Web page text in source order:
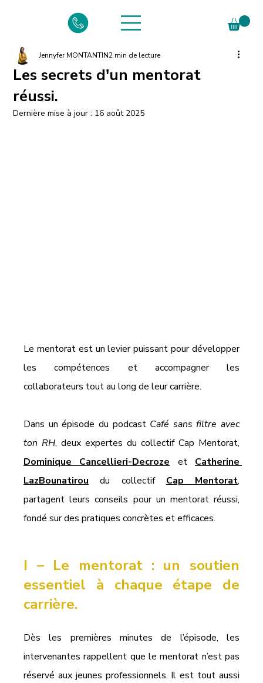
Les secrets d'un mentorat
réussi.
Jennyfer MONTANTIN2 min de lecture
Dernière mise à jour : 16 août 2025
Le mentorat est un levier puissant pour développer
les compétences et accompagner les
collaborateurs tout au long de leur carrière.
Dans un épisode du podcast Café sans filtre avec
ton RH, deux expertes du collectif Cap Mentorat,
Dominique Cancellieri-Decroze et Catherine
LazBounatirou du collectif Cap Mentorat
partagent leurs conseils pour un mentorat réussi,
fondé sur des pratiques concrètes et efficaces.
I – Le mentorat : un soutien
essentiel à chaque étape de
carrière.
Dès les premières minutes de l’épisode, les
intervenantes rappellent que le mentorat n’est pas
réservé aux jeunes professionnels. Il est tout aussi